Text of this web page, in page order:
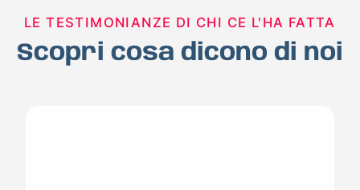
LE TESTIMONIANZE DI CHI CE L'HA FATTA
Scopri cosa dicono di noi